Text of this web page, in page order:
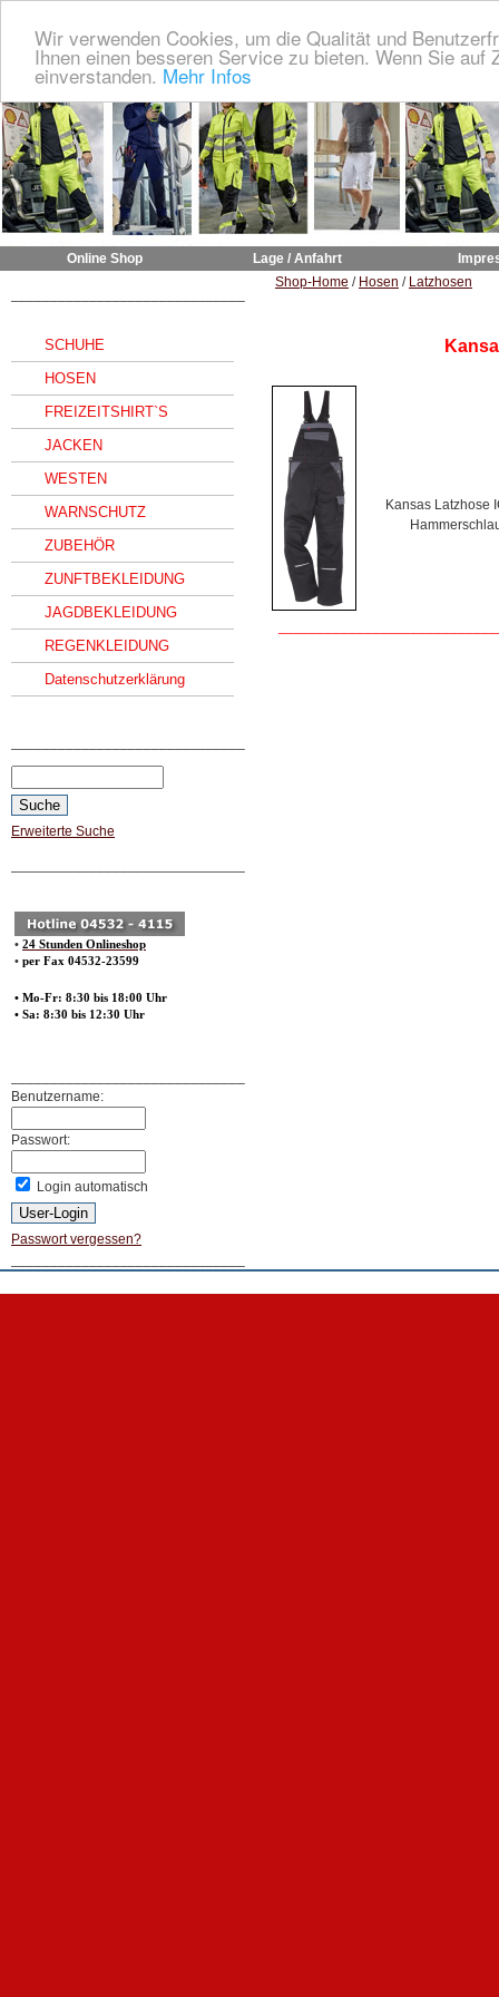
Wir verwenden Cookies, um die Qualität und
Ihnen einen besseren Service zu bieten. Wenn Sie
einverstanden. Mehr Infos
Online Shop Lage / Anfahrt
SCHUHE
HOSEN
FREIZEITSHIRT`S
JACKEN
WESTEN
WARNSCHUTZ
ZUBEHÖR
ZUNFTBEKLEIDUNG
JAGDBEKLEIDUNG
REGENKLEIDUNG
Datenschutzerklärung
Erweiterte Suche
• 24 Stunden Onlineshop
• per Fax 04532-23599
• Mo-Fr: 8:30 bis 18:00 Uhr
• Sa: 8:30 bis 12:30 Uhr
Benutzername:
Passwort:
Login automatisch
Passwort vergessen?
Shop-Home / Hosen / Latzhosen
Kansas Latzhose